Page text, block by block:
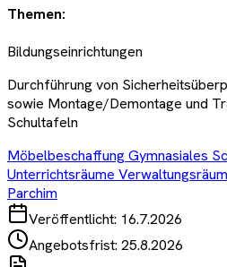
Themen:
Bildungseinrichtungen
Durchführung von
sowie Montage/Demontage und
Schultafeln
Möbelbeschaffung Gymnasiales
Unterrichtsräume
Parchim
Veröffentlicht: 16.7.2026
Angebotsfrist: 25.8.2026